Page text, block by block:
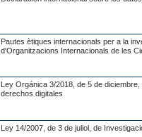
Pautes ètiques internacionals per a la
d'Organitzacions Internacionals de les
Ley Orgánica 3/2018, de 5 de
derechos digitales
Ley 14/2007, de 3 de juliol, de